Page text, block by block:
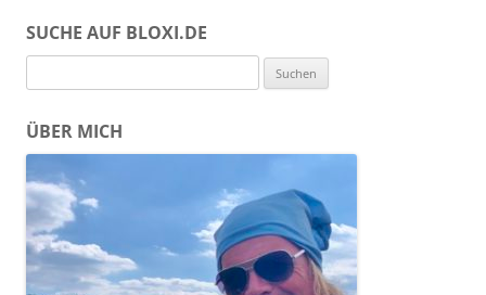
SUCHE AUF BLOXI.DE
nach:
ÜBER MICH